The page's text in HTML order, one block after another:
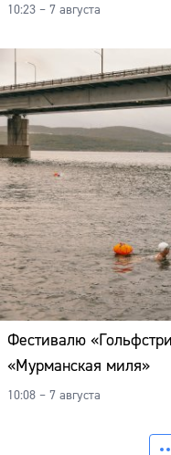
10:23 – 7 августа
Фестивалю
«Мурманская миля»
10:08 – 7 августа